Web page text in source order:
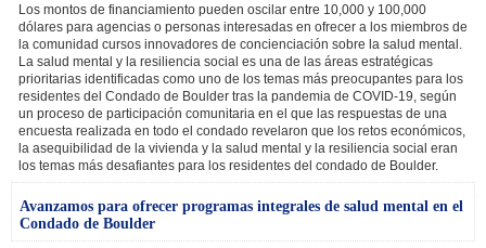
Los montos de financiamiento pueden oscilar entre 10,000 y 100,000
dólares para agencias o personas interesadas en ofrecer a los miembros de
la comunidad cursos innovadores de concienciación sobre la salud mental.
La salud mental y la resiliencia social es una de las áreas estratégicas
prioritarias identificadas como uno de los temas más preocupantes para los
residentes del Condado de Boulder tras la pandemia de COVID-19, según
un proceso de participación comunitaria en el que las respuestas de una
encuesta realizada en todo el condado revelaron que los retos económicos,
la asequibilidad de la vivienda y la salud mental y la resiliencia social eran
los temas más desafiantes para los residentes del condado de Boulder.
Avanzamos para ofrecer programas integrales de salud mental en el
Condado de Boulder